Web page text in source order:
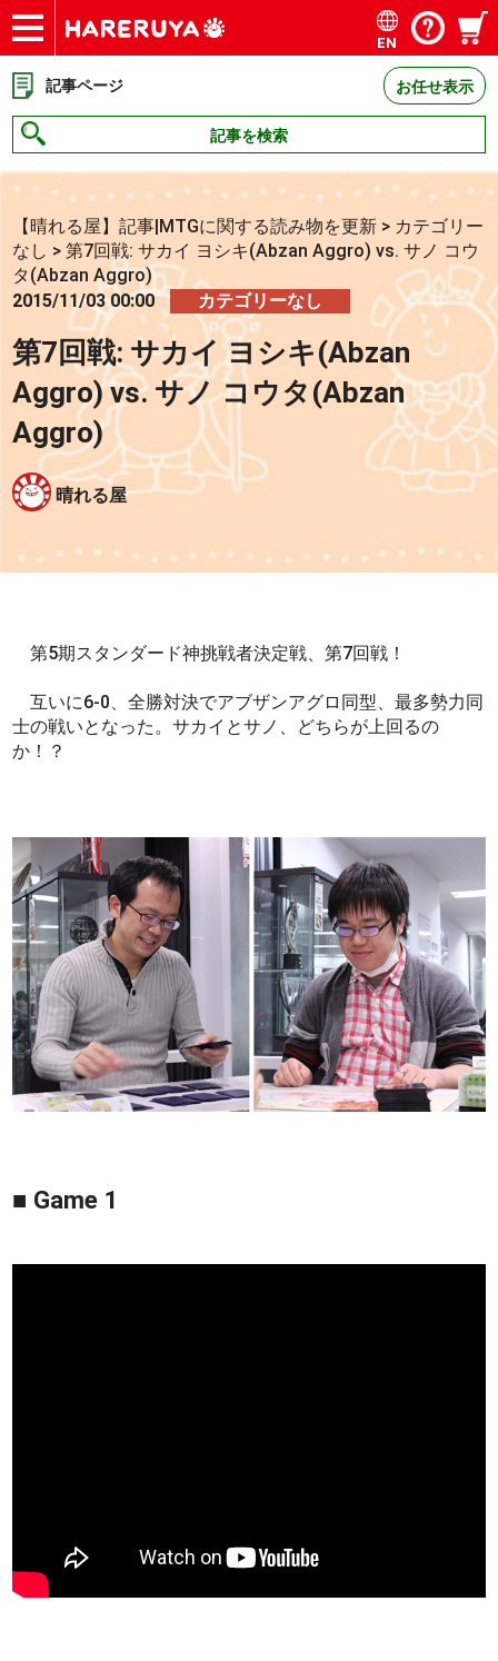
ショップ
買取
記事
デッキ検索
デッキ構築
選手一覧
店舗一覧
イベント
お問い合わせ
EN
記事ページ お任せ表示
記事を検索
【晴れる屋】記事|MTGに関する読み物を更新 > カテゴリー
なし >第7回戦: サカイ ヨシキ(Abzan Aggro) vs. サノ コウ
タ(Abzan Aggro)
2015/11/03 00:00
カテゴリーなし
第7回戦: サカイ ヨシキ(Abzan
Aggro) vs. サノ コウタ(Abzan
Aggro)
晴れる屋
第5期スタンダード神挑戦者決定戦、第7回戦！
互いに6-0、全勝対決でアブザンアグロ同型、最多勢力同
士の戦いとなった。サカイとサノ、どちらが上回るの
か！？
■ Game 1